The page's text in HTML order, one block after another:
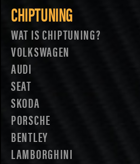
CHIPTUNING
WAT IS CHIPTUNING?
VOLKSWAGEN
AUDI
SEAT
SKODA
PORSCHE
BENTLEY
LAMBORGHINI